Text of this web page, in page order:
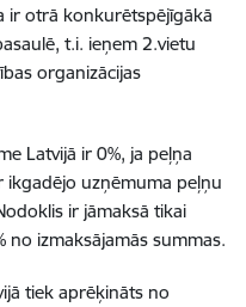
ir otrā konkurētspējīgākā
t.i. ieņem 2.vietu
organizācijas
Latvijā ir 0%, ja peļņa
ikgadējo uzņēmuma peļņu
ir jāmaksā tikai
no izmaksājamās summas.
tiek aprēķināts no